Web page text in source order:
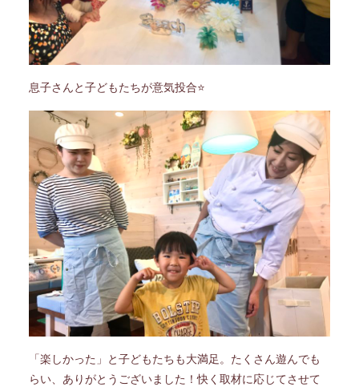
息子さんと子どもたちが意気投合⭐
「楽しかった」と子どもたちも大満足。たくさん遊んでも
らい、ありがとうございました！快く取材に応じてさせて